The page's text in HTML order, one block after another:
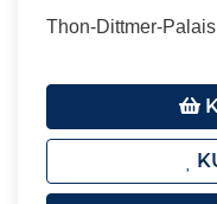
Thon-Dittmer-